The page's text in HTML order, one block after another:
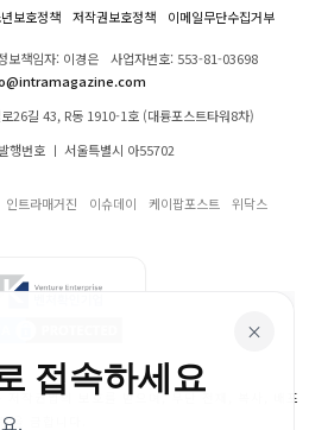
보호정책 저작권보호정책 이메일무단수집거부
보책임자: 이경은
사업자번호: 553-81-03698
26길 43, R동 1910-1호 (대륭포스트타워8차)
행번호 ㅣ 서울특별시 아55702
인트라매거진 이슈데이 케이팝포스트 위닥스
저작권법의 보호를 받으며, 무단 전재, 복사, 배포
등을 금합니다.
×
접속하세요
.